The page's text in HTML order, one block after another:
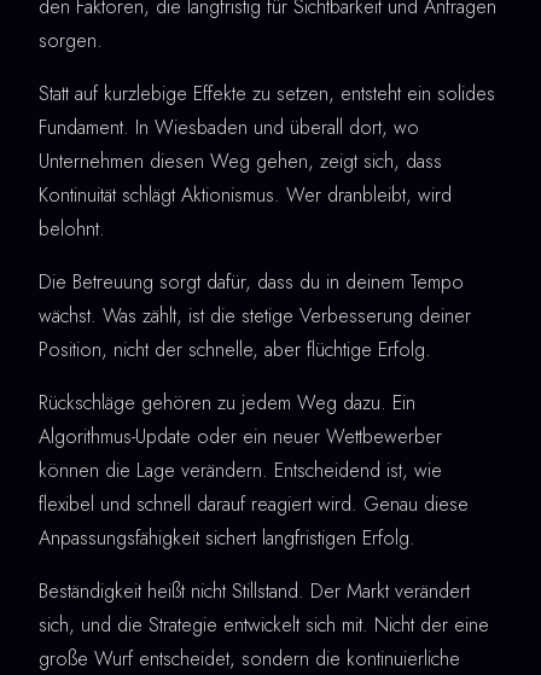
den Faktoren, die langfristig für Sichtbarkeit und Anfragen
sorgen.
Statt auf kurzlebige Effekte zu setzen, entsteht ein solides
Fundament. In Wiesbaden und überall dort, wo
Unternehmen diesen Weg gehen, zeigt sich, dass
Kontinuität schlägt Aktionismus. Wer dranbleibt, wird
belohnt.
Die Betreuung sorgt dafür, dass du in deinem Tempo
wächst. Was zählt, ist die stetige Verbesserung deiner
Position, nicht der schnelle, aber flüchtige Erfolg.
Rückschläge gehören zu jedem Weg dazu. Ein
Algorithmus-Update oder ein neuer Wettbewerber
können die Lage verändern. Entscheidend ist, wie
flexibel und schnell darauf reagiert wird. Genau diese
Anpassungsfähigkeit sichert langfristigen Erfolg.
Beständigkeit heißt nicht Stillstand. Der Markt verändert
sich, und die Strategie entwickelt sich mit. Nicht der eine
große Wurf entscheidet, sondern die kontinuierliche